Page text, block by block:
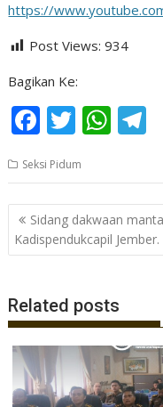
https://
Post Views: 934
Bagikan Ke:
F
e
b
o
o
k
T
itt
er
W
at
s
A
p
e
a
Seksi Pidum
Navigasi
pos
Sidang dakwaan
Kadispendukcapil Jember.
Related posts